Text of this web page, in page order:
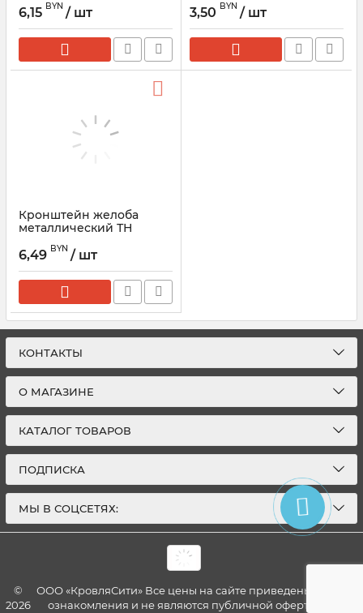
6,15 BYN / шт 3,50 BYN / шт
Кронштейн желоба
металлический ТН
коричневый
6,49 BYN / шт
КОНТАКТЫ
О МАГАЗИНЕ
КАТАЛОГ ТОВАРОВ
ПОДПИСКА
МЫ В СОЦСЕТЯХ:
©
2026
ООО «КровляСити» Все цены на сайте приведены для
ознакомления и не являются публичной офертой